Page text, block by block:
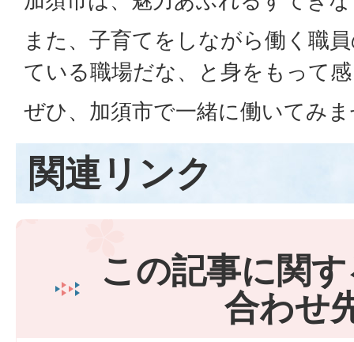
また、子育てをしながら働く職
ている職場だな、と身をもって
ぜひ、加須市で一緒に働いてみ
関連リンク
この記事に関
合わせ